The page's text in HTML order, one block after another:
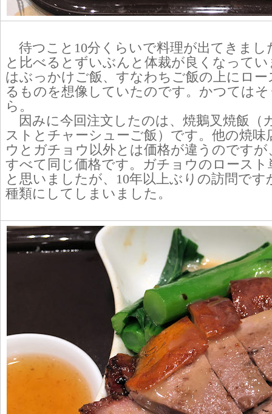
待つこと10分くらいで料理が出てきまし
と比べるとずいぶんと体裁が良くなって
はぶっかけご飯、すなわちご飯の上にロ
るものを想像していたのです。かつては
ら。
因みに今回注文したのは、焼鵝叉焼飯（
ストとチャーシューご飯）です。他の焼味
ウとガチョウ以外とは価格が違うのですが
すべて同じ価格です。ガチョウのロース
と思いましたが、10年以上ぶりの訪問で
種類にしてしまいました。